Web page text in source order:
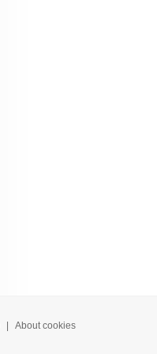
| About cookies